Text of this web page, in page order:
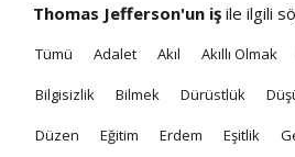
Thomas Jefferson'un iş ile ilgili
Tümü Adalet Akıl Akıllı Olmak
Bilgisizlik Bilmek Dürüstlük
Düzen Eğitim Erdem Eşitlik